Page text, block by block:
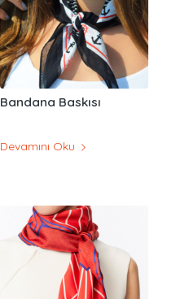
Bandana Baskısı
Devamını Oku